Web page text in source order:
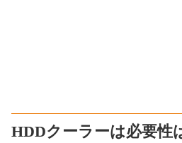
HDDクーラーは必要性